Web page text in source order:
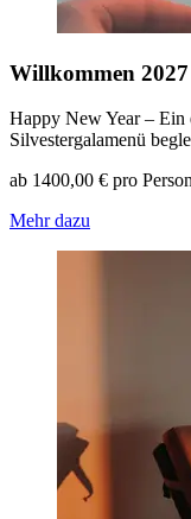
Willkommen 2027
Happy New Year – Ein
Silvestergalamenü
ab 1400,00 € pro Person
Mehr dazu